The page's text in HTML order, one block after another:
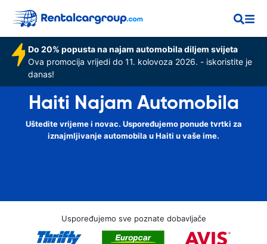
Do 20% popusta na najam automobila diljem svijeta
Ova promocija vrijedi do 11. kolovoza 2026. - iskoristite je
danas!
Haiti Najam Automobila
Uštedite vrijeme i novac. Uspoređujemo ponude tvrtki za
iznajmljivanje automobila u Haiti u vaše ime.
Uspoređujemo sve poznate dobavljače